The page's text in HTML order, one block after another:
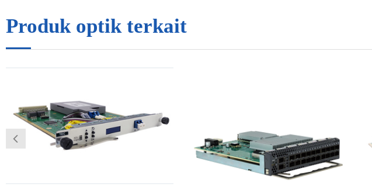
Produk optik terkait